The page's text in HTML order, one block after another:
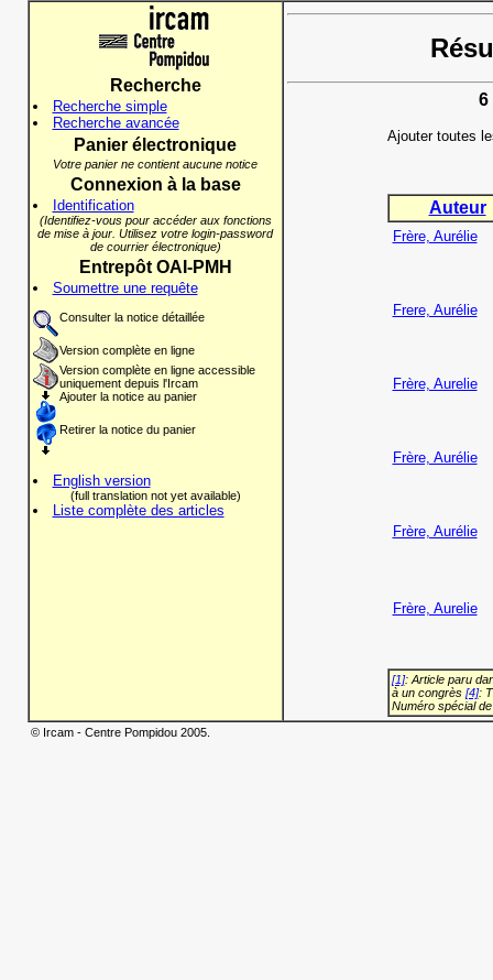
Recherche
Recherche simple
Recherche avancée
Panier électronique
Votre panier ne contient aucune notice
Connexion à la base
Identification
(Identifiez-vous pour accéder aux fonctions
de mise à jour. Utilisez votre login-password
de courrier électronique)
Entrepôt OAI-PMH
Soumettre une requête
Consulter la notice détaillée
Version complète en ligne
Version complète en ligne accessible
uniquement depuis l'Ircam
Ajouter la notice au panier
Retirer la notice du panier
English version
(full translation not yet available)
Liste complète des articles
6
Ajouter toutes
Auteur
Frère, Aurélie
Frere, Aurélie
Frère, Aurelie
Frère, Aurélie
Frère, Aurélie
Frère, Aurelie
[1]: Article paru
à un congrès [4]:
Numéro spécial
© Ircam - Centre Pompidou 2005.